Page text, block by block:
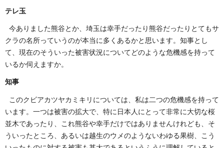
テレ玉
今ありました熊谷とか、埼玉は幸手だったり熊谷だったりとてもサ
クラの名所っていうのが本当に多くあるかと思います。知事とし
て、現在のそういった被害状況についてどのような危機感を持って
いるか伺えますか。
知事
このクビアカツヤカミキリについては、私は二つの危機感を持って
います。一つは被害の拡大で、特に日本人にとって非常に大切な桜
並木であったり、これ熊谷や幸手だけではありませんけれども、そ
ういったところ、あるいは越生のウメのようないわゆる果樹、こう